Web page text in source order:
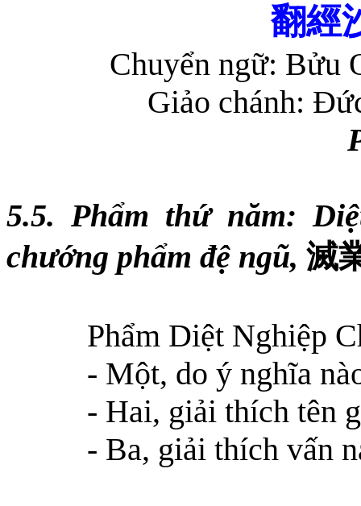
翻經
Chuyển ngữ: Bửu
Giảo chánh:
5.5. Phẩm thứ năm:
chướng phẩm đệ ngũ, 滅
Phẩm Diệt Nghiệp
- Một, do ý nghĩa
- Hai, giải thích tên
- Ba, giải thích vấn